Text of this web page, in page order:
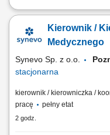
Opis stanowiska
Efektywne zarządzanie
pomocniczym, w tym
Kierownik /
Medycznego
Synevo Sp. z o.o.
stacjonarna
kierownik / kierowniczka /
pracę
pełny etat
2 godz.